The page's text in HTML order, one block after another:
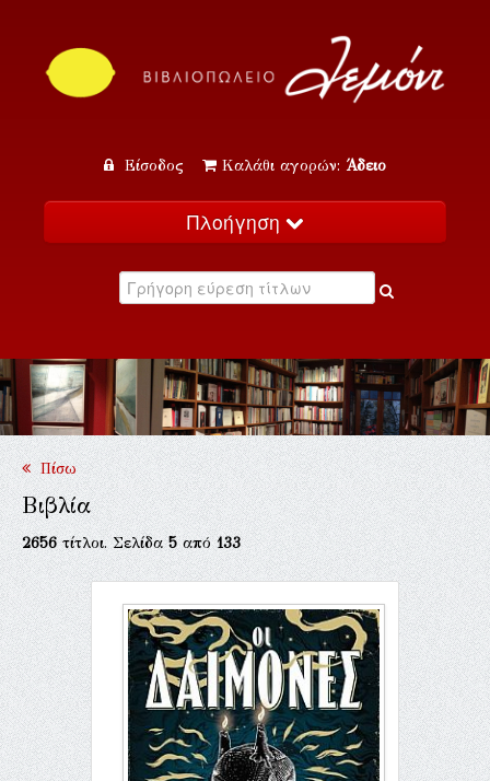
Είσοδος Καλάθι αγορών: Άδειο
Πλοήγηση
Κατάλογος
Εκδηλώσεις
Επικοινωνία
Πίσω
Βιβλία
2656τίτλοι. Σελίδα5από133